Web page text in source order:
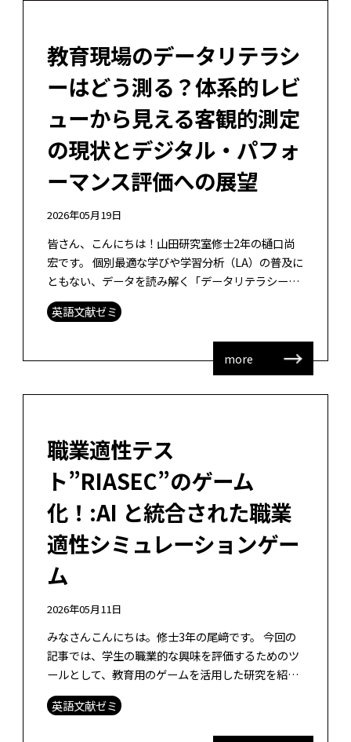
教育現場のデータリテラシ
ーはどう測る？体系的レビ
ューから見える客観的測定
の現状とデジタル・パフォ
ーマンス評価への展望
2026年05月19日
皆さん、こんにちは！山田研究室修士2年の樋口尚
宏です。 個別最適な学びや学習分析（LA）の普及に
ともない、データを読み解く「データリテラシー」
が欠かせない時代になりました。では、その力をど
うやって客観的に評価・測定すれば […]
英語文献ゼミ
more
職業適性テス
ト”RIASEC”のゲーム
化！:AI と統合された職業
適性シミュレーションゲー
ム
2026年05月11日
みなさんこんにちは。修士3年の尾﨑です。 今回の
記事では、学生の職業的な興味を評価するためのツ
ールとして、教育用のゲームを活用した研究を紹介
英語文献ゼミ